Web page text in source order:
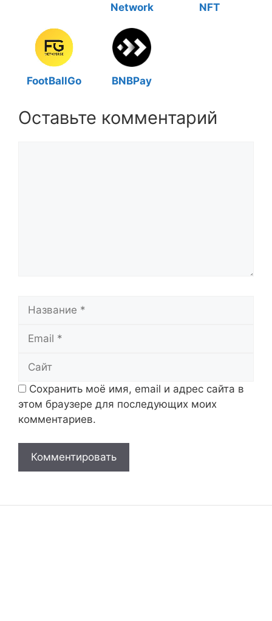
Network
NFT
FootBallGo BNBPay
Оставьте комментарий
Название
Email
Сайт
Сохранить моё имя, email и адрес сайта в
этом браузере для последующих моих
комментариев.